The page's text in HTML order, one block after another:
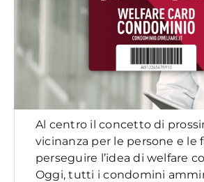
Al centro il concetto di
vicinanza per le persone e le
perseguire l’idea di welfare
Oggi, tutti i condomini